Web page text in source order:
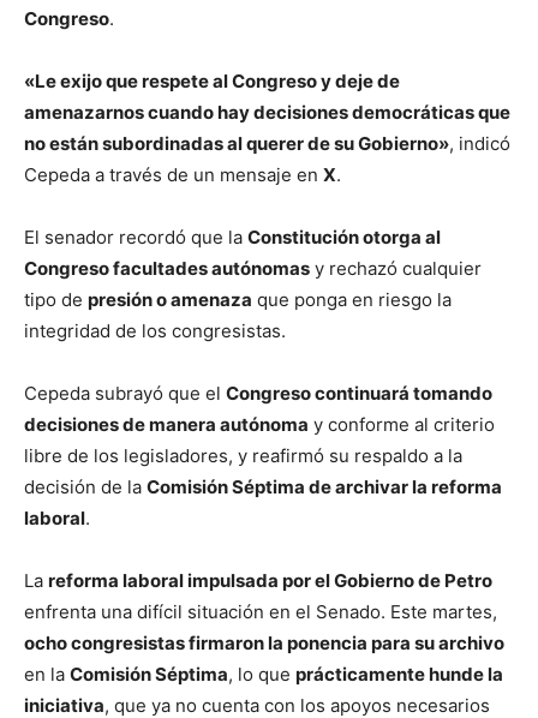
Congreso.
«Le exijo que respete al Congreso y deje de
amenazarnos cuando hay decisiones democráticas que
no están subordinadas al querer de su Gobierno», indicó
Cepeda a través de un mensaje en X.
El senador recordó que la Constitución otorga al
Congreso facultades autónomas y rechazó cualquier
tipo de presión o amenaza que ponga en riesgo la
integridad de los congresistas.
Cepeda subrayó que el Congreso continuará tomando
decisiones de manera autónoma y conforme al criterio
libre de los legisladores, y reafirmó su respaldo a la
decisión de la Comisión Séptima de archivar la reforma
laboral.
La reforma laboral impulsada por el Gobierno de Petro
enfrenta una difícil situación en el Senado. Este martes,
ocho congresistas firmaron la ponencia para su archivo
en la Comisión Séptima, lo que prácticamente hunde la
iniciativa, que ya no cuenta con los apoyos necesarios